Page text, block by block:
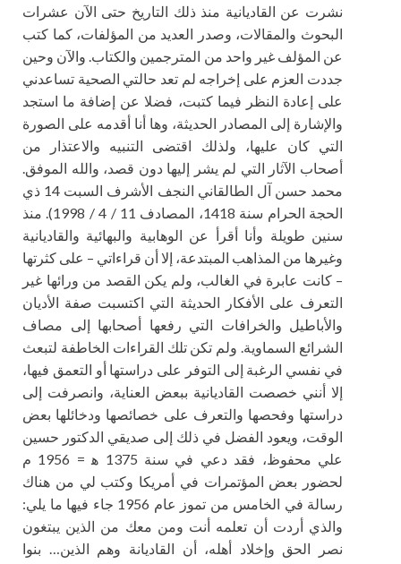
نشرت عن القاديانية منذ ذلك التاريخ حتى الآن عشرات
البحوث والمقالات، وصدر العديد من المؤلفات، كما كتب
عن المؤلف غير واحد من المترجمين والكتاب. والآن وحين
جددت العزم على إخراجه لم تعد حالتي الصحية تساعدني
على إعادة النظر فيما كتبت، فضلا عن إضافة ما استجد
والإشارة إلى المصادر الحديثة، وها أنا أقدمه على الصورة
التي كان عليها، ولذلك اقتضى التنبيه والاعتذار من
أصحاب الآثار التي لم يشر إليها دون قصد، والله الموفق.
محمد حسن آل الطالقاني النجف الأشرف السبت 14 ذي
الحجة الحرام سنة 1418، المصادف 11 / 4 / 1998). منذ
سنين طويلة وأنا أقرأ عن الوهابية والبهائية والقاديانية
وغيرها من المذاهب المبتدعة، إلا أن قراءاتي – على كثرتها
– كانت عابرة في الغالب، ولم يكن القصد من ورائها غير
التعرف على الأفكار الحديثة التي اكتسبت صفة الأديان
والأباطيل والخرافات التي رفعها أصحابها إلى مصاف
الشرائع السماوية. ولم تكن تلك القراءات الخاطفة لتبعث
في نفسي الرغبة إلى التوفر على دراستها أو التعمق فيها،
إلا أنني خصصت القاديانية ببعض العناية، وانصرفت إلى
دراستها وفحصها والتعرف على خصائصها ودخائلها بعض
الوقت، ويعود الفضل في ذلك إلى صديقي الدكتور حسين
علي محفوظ، فقد دعي في سنة 1375 ه‍ = 1956 م
لحضور بعض المؤتمرات في أمريكا وكتب لي من هناك
رسالة في الخامس من تموز عام 1956 جاء فيها ما يلي:
والذي أردت أن تعلمه أنت ومن معك من الذين يبتغون
نصر الحق وإخلاد أهله، أن القاديانة وهم الذين… بنوا